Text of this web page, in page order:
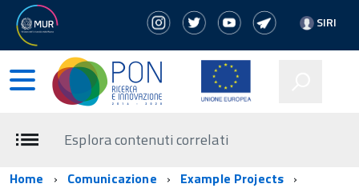
SIRI
Esplora contenuti correlati
Home Comunicazione Example Projects